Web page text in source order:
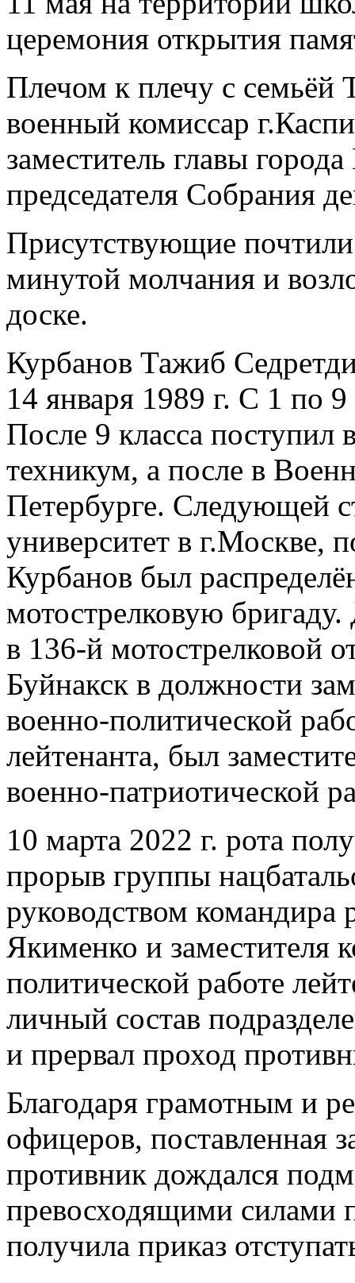
церемония открытия
Плечом к плечу с семьёй
военный комиссар
заместитель главы
председателя Собрания
Присутствующие
минутой молчания и
доске.
Курбанов Тажиб
14 января 1989 г. С 1 по
После 9 класса поступил
техникум, а после в
Петербурге. Следующей
университет в г.Москве,
Курбанов был
мотострелковую
в 136-й мотострелковой
Буйнакск в должности
военно-политической
лейтенанта, был
военно-патриотической
10 марта 2022 г. рота
прорыв группы
руководством командира
Якименко и заместителя
политической работе
личный состав
и прервал проход
Благодаря грамотным и
офицеров, поставленная
противник дождался
превосходящими силами
получила приказ